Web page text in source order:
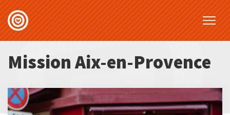
Mission Aix-en-Provence